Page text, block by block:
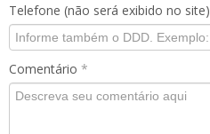
Telefone (não será exibido no site)
Comentário *